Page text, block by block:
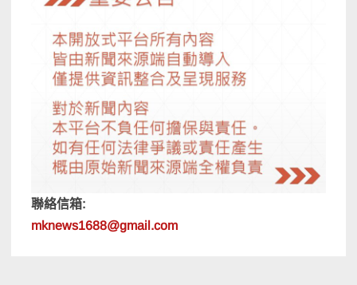
聯絡信箱:
mknews1688@gmail.com